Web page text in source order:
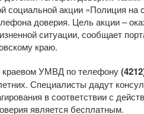
социальной акции «Полиция на
доверия. Цель акции –
ситуации, сообщает
краю.
краевом УМВД по телефону
Специалисты дадут
в соответствии с
является бесплатным.